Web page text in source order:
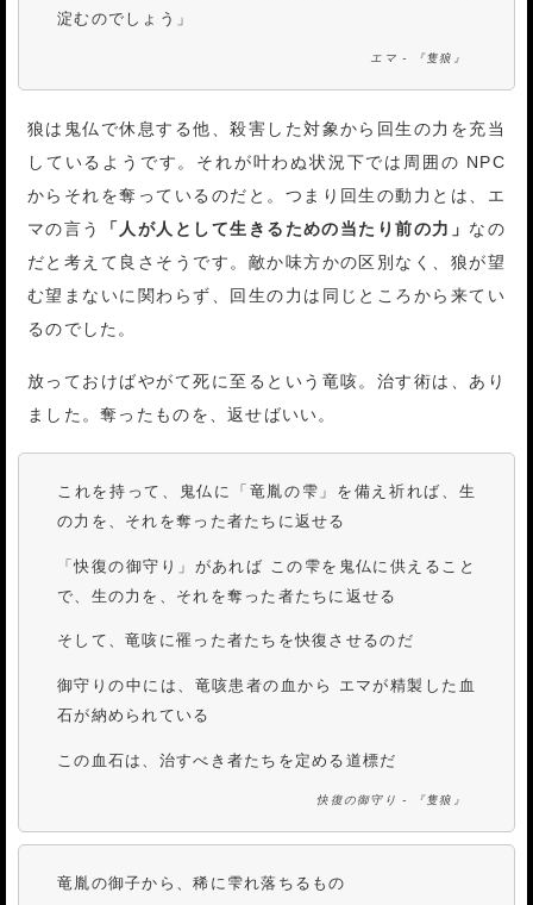
淀むのでしょう」
エマ - 『隻狼』
狼は鬼仏で休息する他、殺害した対象から回生の力を充当
しているようです。それが叶わぬ状況下では周囲の NPC
からそれを奪っているのだと。つまり回生の動力とは、エ
マの言う
「人が人として生きるための当たり前の力」 なの
だと考えて良さそうです。敵か味方かの区別なく、狼が望
む望まないに関わらず、回生の力は同じところから来てい
るのでした。
放っておけばやがて死に至るという竜咳。治す術は、あり
ました。奪ったものを、返せばいい。
これを持って、鬼仏に「竜胤の雫」を備え祈れば、生
の力を、それを奪った者たちに返せる
「快復の御守り」があれば この雫を鬼仏に供えること
で、生の力を、それを奪った者たちに返せる
そして、竜咳に罹った者たちを快復させるのだ
御守りの中には、竜咳患者の血から エマが精製した血
石が納められている
この血石は、治すべき者たちを定める道標だ
快復の御守り - 『隻狼』
竜胤の御子から、稀に雫れ落ちるもの